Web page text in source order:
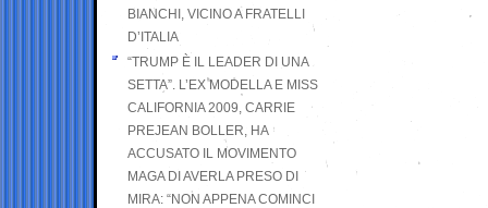
BIANCHI, VICINO A FRATELLI
D’ITALIA
“TRUMP È IL LEADER DI UNA
SETTA”. L’EX MODELLA E MISS
CALIFORNIA 2009, CARRIE
PREJEAN BOLLER, HA
ACCUSATO IL MOVIMENTO
MAGA DI AVERLA PRESO DI
MIRA: “NON APPENA COMINCI